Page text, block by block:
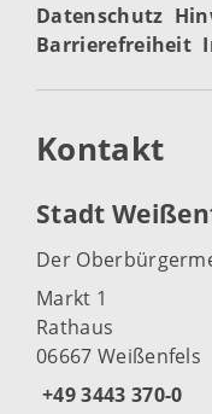
Datenschutz
Barrierefreiheit
Kontakt
Stadt
Der
Markt 1
Rathaus
06667 Weißenfels
+49 3443 370-0